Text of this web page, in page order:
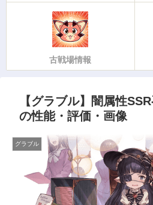
古戦場情報
【グラブル】闇属性
の性能・評価・画像
グラブル